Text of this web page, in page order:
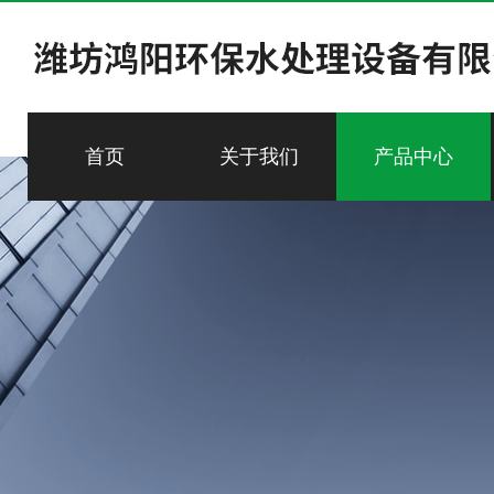
首页 关于我们 产品中心